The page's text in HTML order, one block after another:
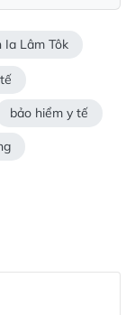
Ia Lâm Tôk
bảo hiểm y tế